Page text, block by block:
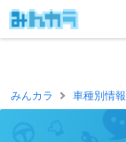
みんカラ 車種別情報